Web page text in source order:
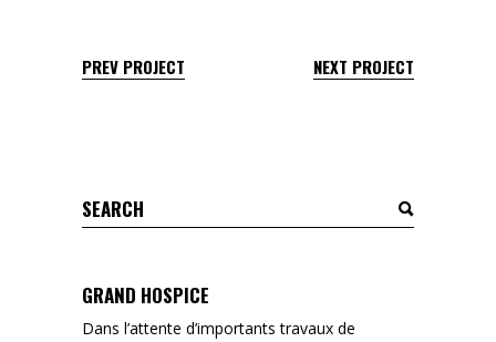
PREV PROJECT NEXT PROJECT
Search
for:
GRAND HOSPICE
Dans l’attente d’importants travaux de